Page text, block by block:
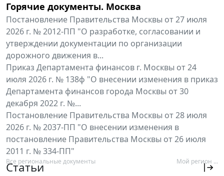
Горячие документы. Москва
Постановление Правительства Москвы от 27 июля
2026 г. № 2012-ПП "О разработке, согласовании и
утверждении документации по организации
дорожного движения в...
Приказ Департамента финансов г. Москвы от 24
июля 2026 г. № 138ф "О внесении изменения в приказ
Департамента финансов города Москвы от 30
декабря 2022 г. №...
Постановление Правительства Москвы от 28 июля
2026 г. № 2037-ПП "О внесении изменения в
постановление Правительства Москвы от 26 июля
2011 г. № 334-ПП"
Все региональные документы Мой регион ...
Статьи